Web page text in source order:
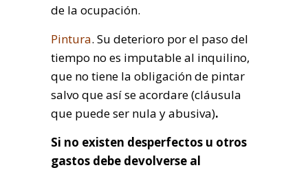
de la ocupación.
Pintura. Su deterioro por el paso del
tiempo no es imputable al inquilino,
que no tiene la obligación de pintar
salvo que así se acordare (cláusula
que puede ser nula y abusiva).
Si no existen desperfectos u otros
gastos debe devolverse al